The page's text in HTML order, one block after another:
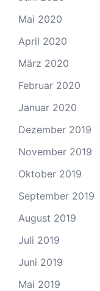
Mai 2020
April 2020
März 2020
Februar 2020
Januar 2020
Dezember 2019
November 2019
Oktober 2019
September 2019
August 2019
Juli 2019
Juni 2019
Mai 2019